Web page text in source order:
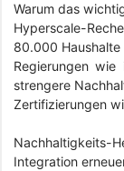
Warum das
Hyperscale-
80.000 Haushalte
Regierungen
strengere
Zertifizierungen
Nachhaltigkeits-
Integration